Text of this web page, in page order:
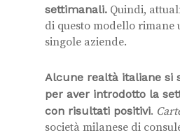
settimanali. Quindi,
di questo modello rimane
singole aziende.
Alcune realtà italiane si
per aver introdotto la
con risultati positivi.
società milanese di